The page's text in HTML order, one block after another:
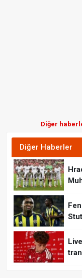
Diğer
Diğer Haberler